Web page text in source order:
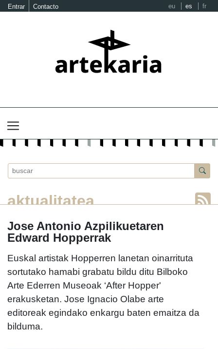
Entrar Contacto eu es fr
aktualitatea
Jose Antonio Azpilikuetaren
Edward Hopperrak
Euskal artistak Hopperren lanetan oinarrituta
sortutako hamabi grabatu bildu ditu Bilboko
Arte Ederren Museoak ‘After Hopper'
erakusketan. Jose Ignacio Olabe arte
editoreak egindako enkargu baten emaitza da
bilduma.